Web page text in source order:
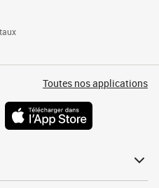
Toutes nos applications